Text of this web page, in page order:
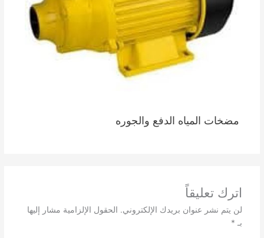
مضخات المياه الدفع والجوره
اترك تعليقاً
لن يتم نشر عنوان بريدك الإلكتروني. الحقول الإلزامية مشار إليها
بـ *